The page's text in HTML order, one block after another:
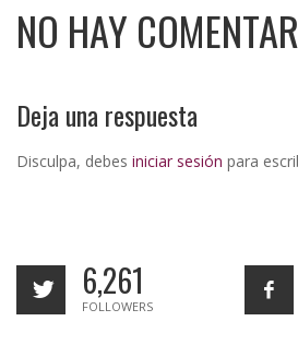
NO HAY
Deja una respuesta
Disculpa, debes iniciar sesión para
6,261
FOLLOWERS